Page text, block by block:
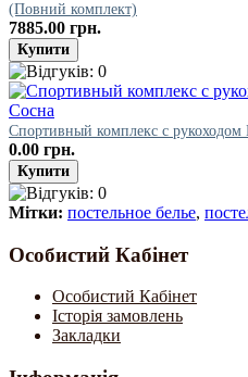
(Повний комплект)
7885.00 грн.
Спортивный комплекс с
0.00 грн.
Мітки: постельное белье,
Особистий Кабінет
Особистий Кабінет
Історія замовлень
Закладки